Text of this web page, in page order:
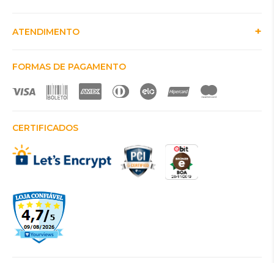
ATENDIMENTO
FORMAS DE PAGAMENTO
CERTIFICADOS